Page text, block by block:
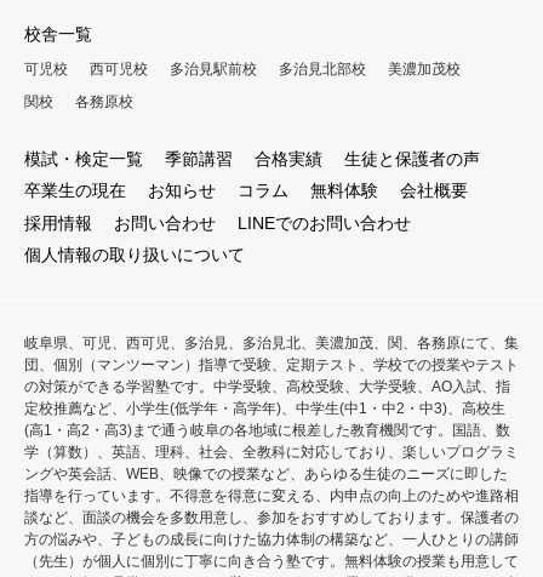
校舎一覧
可児校 西可児校 多治見駅前校 多治見北部校
美濃加茂校
関校
各務原校
模試・検定一覧 季節講習 合格実績
生徒と保護者の声
卒業生の現在
お知らせ コラム 無料体験
会社概要
採用情報
お問い合わせ
LINEでのお問い合わせ
個人情報の取り扱いについて
岐阜県、可児、西可児、多治見、多治見北、美濃加茂、関、各務原にて、集
団、個別（マンツーマン）指導で受験、定期テスト、学校での授業やテスト
の対策ができる学習塾です。中学受験、高校受験、大学受験、AO入試、指
定校推薦など、小学生(低学年・高学年)、中学生(中1・中2・中3)、高校生
(高1・高2・高3)まで通う岐阜の各地域に根差した教育機関です。国語、数
学（算数）、英語、理科、社会、全教科に対応しており、楽しいプログラミ
ングや英会話、WEB、映像での授業など、あらゆる生徒のニーズに即した
指導を行っています。不得意を得意に変える、内申点の向上のためや進路相
談など、面談の機会を多数用意し、参加をおすすめしております。保護者の
方の悩みや、子どもの成長に向けた協力体制の構築など、一人ひとりの講師
（先生）が個人に個別に丁寧に向き合う塾です。無料体験の授業も用意して